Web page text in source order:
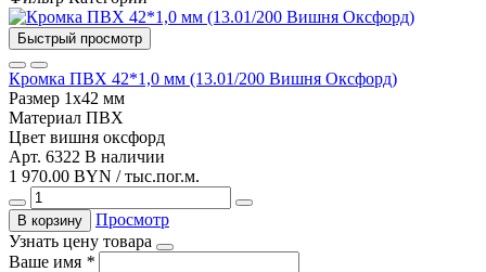
Быстрый просмотр
Кромка ПВХ 42*1,0 мм (13.01/200 Вишня Оксфорд)
Размер 1х42 мм
Материал ПВХ
Цвет вишня оксфорд
Арт. 6322 В наличии
1 970.00 BYN / тыс.пог.м.
В корзину
Просмотр
Узнать цену товара
Ваше имя *